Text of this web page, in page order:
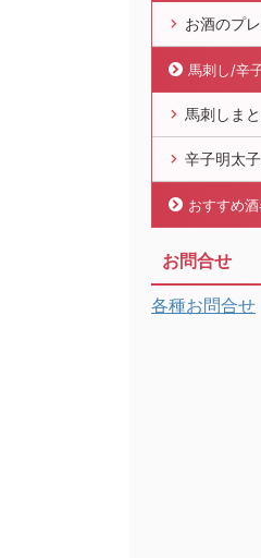
お酒のプ
馬刺し/辛
馬刺しま
辛子明太
おすすめ酒
お問合せ
各種お問合せ